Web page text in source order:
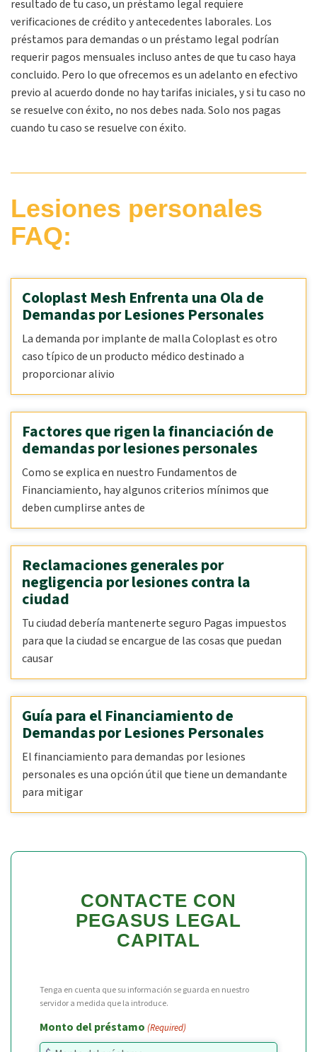
resultado de tu caso, un préstamo legal requiere
verificaciones de crédito y antecedentes laborales. Los
préstamos para demandas o un préstamo legal podrían
requerir pagos mensuales incluso antes de que tu caso haya
concluido. Pero lo que ofrecemos es un adelanto en efectivo
previo al acuerdo donde no hay tarifas iniciales, y si tu caso no
se resuelve con éxito, no nos debes nada. Solo nos pagas
cuando tu caso se resuelve con éxito.
Lesiones personales
FAQ:
Coloplast Mesh Enfrenta una Ola de
Demandas por Lesiones Personales
La demanda por implante de malla Coloplast es otro
caso típico de un producto médico destinado a
proporcionar alivio
Factores que rigen la financiación de
demandas por lesiones personales
Como se explica en nuestro Fundamentos de
Financiamiento, hay algunos criterios mínimos que
deben cumplirse antes de
Reclamaciones generales por
negligencia por lesiones contra la
ciudad
Tu ciudad debería mantenerte seguro Pagas impuestos
para que la ciudad se encargue de las cosas que puedan
causar
Guía para el Financiamiento de
Demandas por Lesiones Personales
El financiamiento para demandas por lesiones
personales es una opción útil que tiene un demandante
para mitigar
CONTACTE CON
PEGASUS LEGAL
CAPITAL
Tenga en cuenta que su información se guarda en nuestro
servidor a medida que la introduce.
Monto del préstamo (Required)